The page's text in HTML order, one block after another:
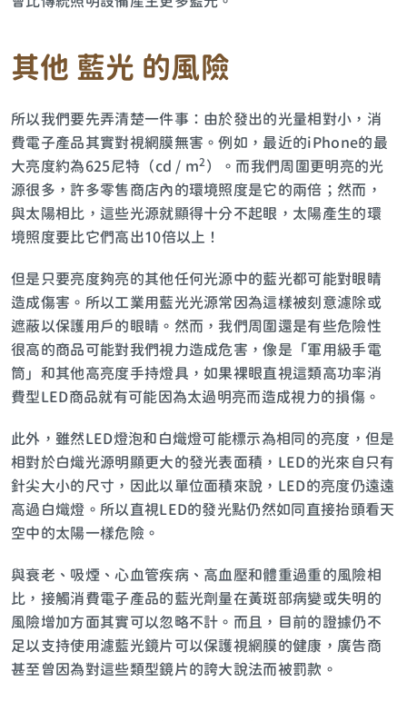
其他 藍光 的風險
所以我們要先弄清楚一件事：由於發出的光量相對小，消
費電子產品其實對視網膜無害。例如，最近的iPhone的最
大亮度約為625尼特（cd / m2 ）。而我們周圍更明亮的光
源很多，許多零售商店內的環境照度是它的兩倍；然而，
與太陽相比，這些光源就顯得十分不起眼，太陽產生的環
境照度要比它們高出10倍以上！
但是只要亮度夠亮的其他任何光源中的藍光都可能對眼睛
造成傷害。所以工業用藍光光源常因為這樣被刻意濾除或
遮蔽以保護用戶的眼睛。然而，我們周圍還是有些危險性
很高的商品可能對我們視力造成危害，像是「軍用級手電
筒」和其他高亮度手持燈具，如果裸眼直視這類高功率消
費型LED商品就有可能因為太過明亮而造成視力的損傷。
此外，雖然LED燈泡和白熾燈可能標示為相同的亮度，但是
相對於白熾光源明顯更大的發光表面積，LED的光來自只有
針尖大小的尺寸，因此以單位面積來說，LED的亮度仍遠遠
高過白熾燈。所以直視LED的發光點仍然如同直接抬頭看天
空中的太陽一樣危險。
與衰老、吸煙、心血管疾病、高血壓和體重過重的風險相
比，接觸消費電子產品的藍光劑量在黃斑部病變或失明的
風險增加方面其實可以忽略不計。而且，目前的證據仍不
足以支持使用濾藍光鏡片可以保護視網膜的健康，廣告商
甚至曾因為對這些類型鏡片的誇大說法而被罰款。